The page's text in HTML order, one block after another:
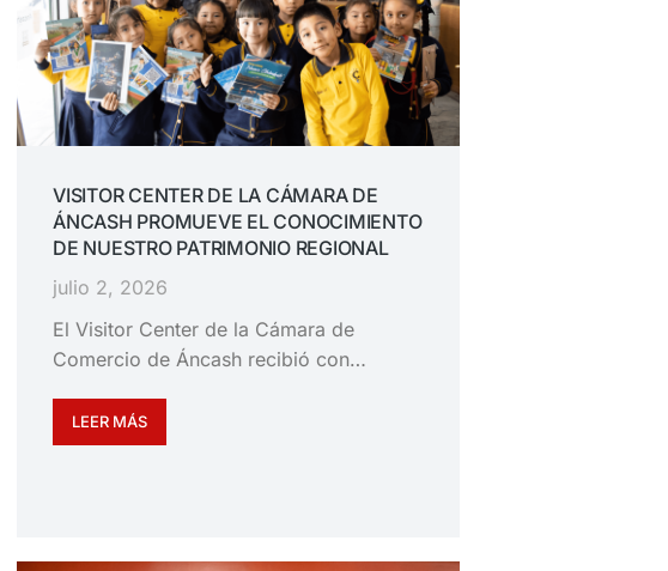
VISITOR CENTER DE LA CÁMARA DE
ÁNCASH PROMUEVE EL CONOCIMIENTO
DE NUESTRO PATRIMONIO REGIONAL
julio 2, 2026
El Visitor Center de la Cámara de
Comercio de Áncash recibió con…
LEER MÁS